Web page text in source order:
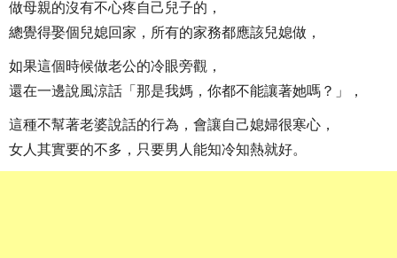
做母親的沒有不心疼自己兒子的，
總覺得娶個兒媳回家，所有的家務都應該兒媳做，
如果這個時候做老公的冷眼旁觀，
還在一邊說風涼話「那是我媽，你都不能讓著她嗎？」，
這種不幫著老婆說話的行為，會讓自己媳婦很寒心，
女人其實要的不多，只要男人能知冷知熱就好。